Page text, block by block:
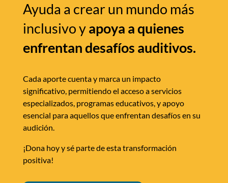
Ayuda a crear un mundo más
inclusivo yapoya a quienes
enfrentan desafíos auditivos.
Cada aporte cuenta y marca un impacto
significativo, permitiendo el acceso a servicios
especializados, programas educativos, y apoyo
esencial para aquellos que enfrentan desafíos en su
audición.
¡Dona hoy y sé parte de esta transformación
positiva!